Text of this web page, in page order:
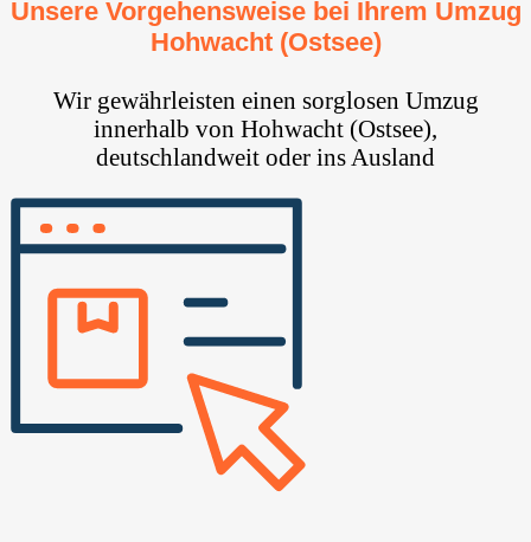
Unsere Vorgehensweise bei Ihrem Umzug
Hohwacht (Ostsee)
Wir gewährleisten einen sorglosen Umzug
innerhalb von Hohwacht (Ostsee),
deutschlandweit oder ins Ausland